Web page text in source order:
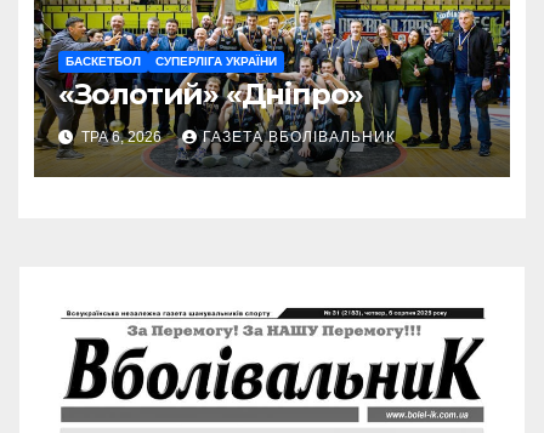
БАСКЕТБОЛ СУПЕРЛІГА УКРАЇНИ
«Золотий» «Дніпро»
ТРА 6, 2026 ГАЗЕТА ВБОЛІВАЛЬНИК